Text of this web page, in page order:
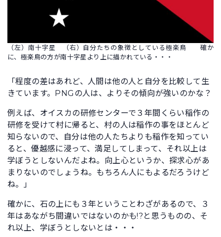
（左）南十字星 （右）自分たちの象徴としている極楽鳥 確か
に、極楽鳥の方が南十字星より上に描かれている・・・
「程度の差はあれど、人間は他の人と自分を比較して生
きています。PNGの人は、よりその傾向が強いのかな？
例えば、オイスカの研修センターで３年間くらい稲作の
研修を受けて村に帰ると、村の人は稲作の事をほとんど
知らないので、自分は他の人たちよりも稲作を知ってい
ると、優越感に浸って、満足してしまって、それ以上は
学ぼうとしないんだよね。向上心というか、探求心があ
まりないのでしょうね。もちろん人にもよるだろうけど
ね。」
確かに、石の上にも３年ということわざがあるので、３
年はあながち間違いではないのかも!?と思うものの、そ
れ以上、学ぼうとしないとは・・・